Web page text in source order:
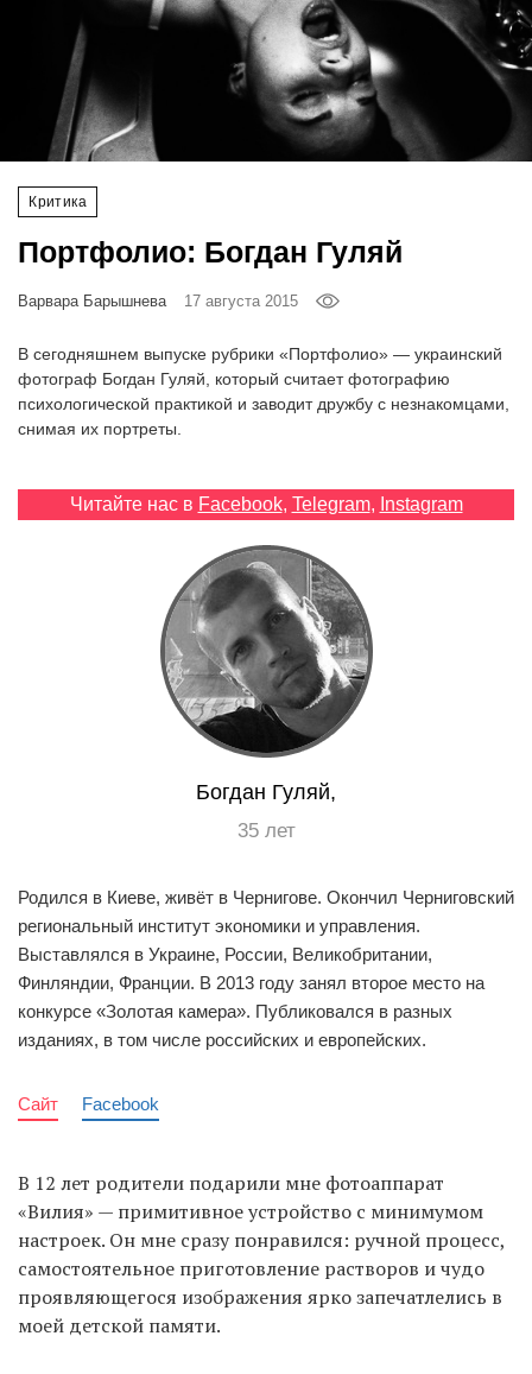
Критика
Портфолио: Богдан Гуляй
Варвара Барышнева 17 августа 2015
В сегодняшнем выпуске рубрики «Портфолио» — украинский
фотограф Богдан Гуляй, который считает фотографию
психологической практикой и заводит дружбу с незнакомцами,
снимая их портреты.
Читайте нас в Facebook, Telegram, Instagram
Богдан Гуляй,
35 лет
Родился в Киеве, живёт в Чернигове. Окончил Черниговский
региональный институт экономики и управления.
Выставлялся в Украине, России, Великобритании,
Финляндии, Франции. В 2013 году занял второе место на
конкурсе «Золотая камера». Публиковался в разных
изданиях, в том числе российских и европейских.
Сайт Facebook
В 12 лет родители подарили мне фотоаппарат
«Вилия» — примитивное устройство с минимумом
настроек. Он мне сразу понравился: ручной процесс,
самостоятельное приготовление растворов и чудо
проявляющегося изображения ярко запечатлелись в
моей детской памяти.